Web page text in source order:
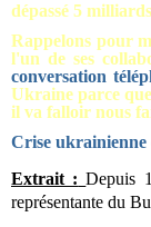
dépassé 5
Rappelons pour
l'un de ses
conversation
Ukraine parce
il va falloir nous
Crise ukrainienne
Extrait : Depuis
représentante du